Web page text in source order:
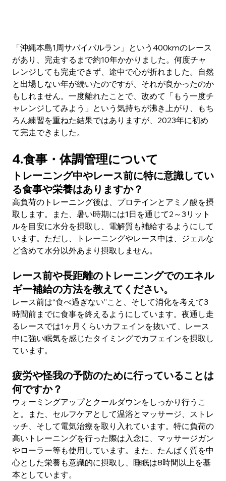
「沖縄本島1周サバイバルラン」という400kmのレース
があり、完走するまで約10年かかりました。何度チャ
レンジしても完走できず、途中で心が折れました。自然
と出場しない年が続いたのですが、それが良かったのか
もしれません。一度離れたことで、改めて「もう一度チ
ャレンジしてみよう」という気持ちが沸き上がり、もち
ろん練習を重ねた結果ではありますが、2023年に初め
て完走できました。
4.食事・体調管理について
トレーニング中やレース前に特に意識してい
る食事や栄養はありますか？
高負荷のトレーニング後は、プロテインとアミノ酸を摂
取します。また、暑い時期には1日を通じて2～3リット
ルを目安に水分を摂取し、電解質も補給するようにして
います。ただし、トレーニングやレース中は、ジェルな
ど含めて水分以外あまり摂取しません。
レース前や長距離のトレーニングでのエネル
ギー補給の方法を教えてください。
レース前は“食べ過ぎない”こと、そして消化を考えて3
時間前までに食事を終えるようにしています。夜通し走
るレースでは1ヶ月くらいカフェインを抜いて、レース
中に強い眠気を感じたタイミングでカフェインを摂取し
ています。
疲労や怪我の予防のために行っていることは
何ですか？
ウォーミングアップとクールダウンをしっかり行うこ
と。また、セルフケアとして温浴とマッサージ、ストレ
ッチ、そして電気治療を取り入れています。特に負荷の
高いトレーニングを行った際は入念に、マッサージガン
やローラー等も使用しています。また、たんぱく質を中
心とした栄養も意識的に摂取し、睡眠は8時間以上を基
本としています。